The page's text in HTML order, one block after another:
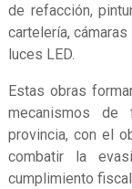
de refacción,
cartelería,
luces LED.
Estas obras
mecanismos
provincia, con el
combatir la
cumplimiento